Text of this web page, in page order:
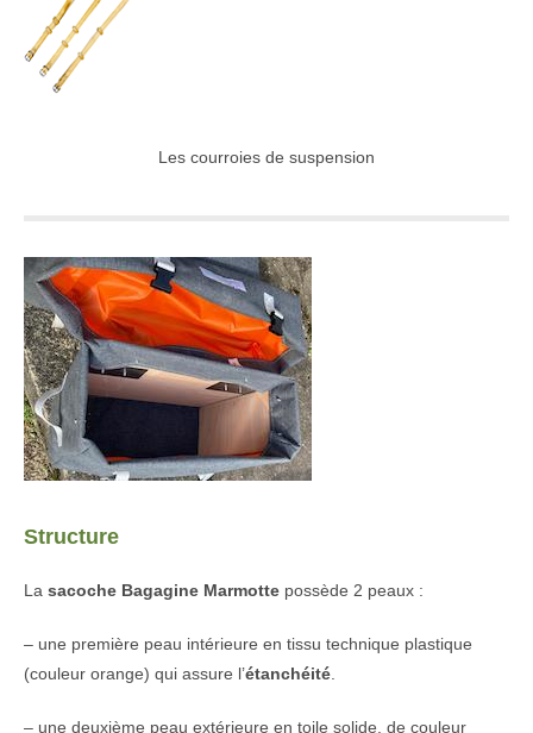
Les courroies de suspension
Structure
La sacoche Bagagine Marmotte possède 2 peaux :
– une première peau intérieure en tissu technique plastique
(couleur orange) qui assure l’étanchéité
– une deuxième peau extérieure en toile solide, de couleur